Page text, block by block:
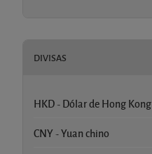
DIVISAS
HKD - Dólar de Hong Kong
CNY - Yuan chino